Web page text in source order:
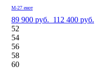
М-27 енот
89 900 руб. 112 400 руб.
52
54
56
58
60